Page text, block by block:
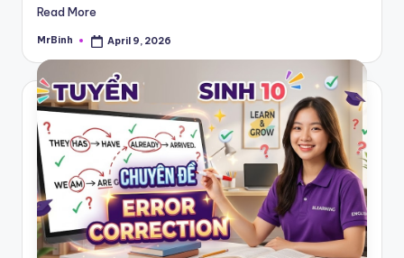
Read More
Posted
MrBinh April 9, 2026